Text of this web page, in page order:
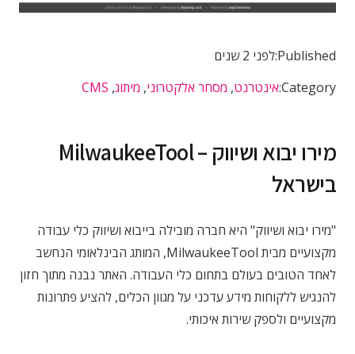
Published:לפני 2 שנים
Category:אינטרנט, מסחר אלקטרוני, מיתוג,
CMS
מירו יבוא ושיווק – MilwaukeeTool
בישראל
"מירו יבוא ושיווק" היא חברה מובילה בייבוא ושיווק כלי עבודה
מקצועיים מבית MilwaukeeTool, המותג הבינלאומי הנחשב
לאחד הטובים בעולם בתחום כלי העבודה. האתר נבנה מתוך חזון
להנגיש ללקוחות מידע עדכני על מגוון הכלים, להציע פתרונות
מקצועיים ולספק שירות איכותי.